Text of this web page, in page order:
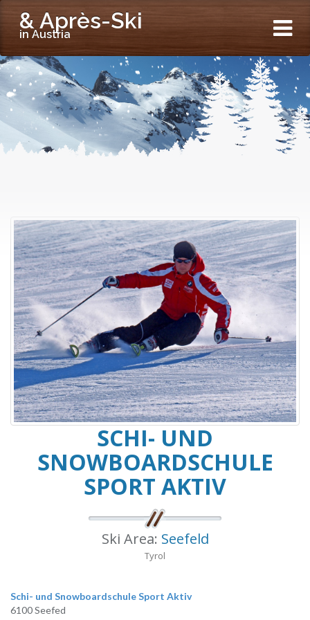
& Après-Ski
in Austria
SCHI- UND
SNOWBOARDSCHULE
SPORT AKTIV
Ski Area: Seefeld
Tyrol
Schi- und Snowboardschule Sport Aktiv
6100 Seefed